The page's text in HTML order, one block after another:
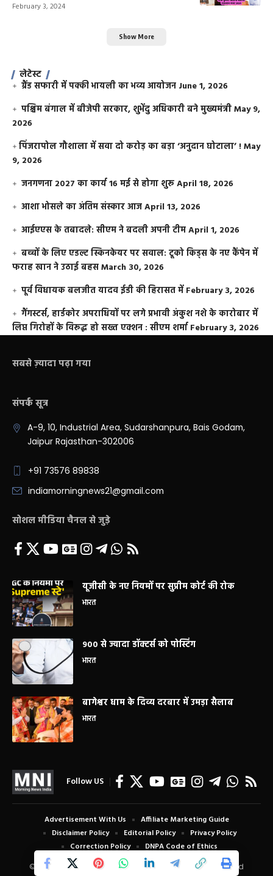
February 3, 2024
Show More
लेटेस्ट
ग्रैंड सफारी में पक्की भायली का भव्य आयोजन June 1, 2026
पश्चिम बंगाल में बीजेपी सरकार, शुभेंदु अधिकारी बने मुख्यमंत्रीMay 9,
2026
​पिंजरापोल गौशाला में सवा दो करोड़ का बड़ा ‘अनुदान घोटाला’ !May
9, 2026
जनगणना 2027 का कार्य 16 मई से होगा शुरूApril 18, 2026
आशा भोसले का अंतिम संस्कार आजApril 13, 2026
आईएएस के तबादले: सीएम ने बदली अपनी टीमApril 1, 2026
बच्चों के लिए एडल्ट स्किनकेयर पर सवाल: टूको किड्स के नए कैंपेन में
फराह खान ने उठाई बहसMarch 30, 2026
पूर्व विधायक बलजीत यादव ईडी की हिरासत में February 3, 2026
गैंगस्टर्स, हार्डकोर अपराधियों पर लगे प्रभावी अंकुश नशे के कारोबार में
लिप्त गिरोहों के विरूद्ध हो सख्त एक्शन : सीएम शर्मा February 3, 2026
सबसे ज़्यादा पढ़ा गया
संपर्क सूत्र
A-9, 10, Industrial Area, Sudarshanpura, Bais Godam,
Jaipur Rajasthan-302006
+91 73576 89838
indiamorningnews21@gmail.com
सोशल मीडिया चैनल से जुड़े
यूजीसी के नए नियमों पर सुप्रीम कोर्ट की रोक
भारत
900 से ज्यादा डॉक्टर्स को पोस्टिंग
भारत
बागेश्वर धाम के दिव्य दरबार में उमड़ा सैलाब
भारत
Follow US
© Copyright 2024 Morning News India. All Rights Reserved
Advertisement With Us
Affiliate Marketing Guide
Disclaimer Policy
Editorial Policy
Privacy Policy
Correction Policy
DNPA Code of Ethics